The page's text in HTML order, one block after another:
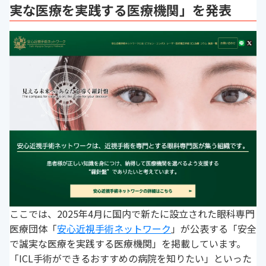
実な医療を実践する医療機関」を発表
ここでは、2025年4月に国内で新たに設立された眼科専門
医療団体「安心近視手術ネットワーク 」が公表する「安全
で誠実な医療を実践する医療機関」を掲載しています。
「ICL手術ができるおすすめの病院を知りたい」といった